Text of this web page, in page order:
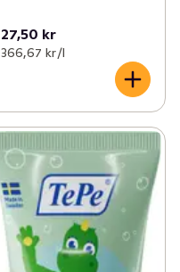
27,50 kr
366,67 kr /l